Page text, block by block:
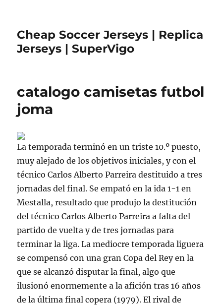
Cheap Soccer Jerseys | Replica
Jerseys | SuperVigo
catalogo camisetas futbol
joma
La temporada terminó en un triste 10.º puesto,
muy alejado de los objetivos iniciales, y con el
técnico Carlos Alberto Parreira destituido a tres
jornadas del final. Se empató en la ida 1-1 en
Mestalla, resultado que produjo la destitución
del técnico Carlos Alberto Parreira a falta del
partido de vuelta y de tres jornadas para
terminar la liga. La mediocre temporada liguera
se compensó con una gran Copa del Rey en la
que se alcanzó disputar la final, algo que
ilusionó enormemente a la afición tras 16 años
de la última final copera (1979). El rival de